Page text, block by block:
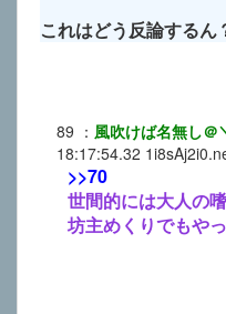
これはどう反論するん
89 ： 風吹けば名無し
18:17:54.32
>>70
世間的には大人の
坊主めくりでもや